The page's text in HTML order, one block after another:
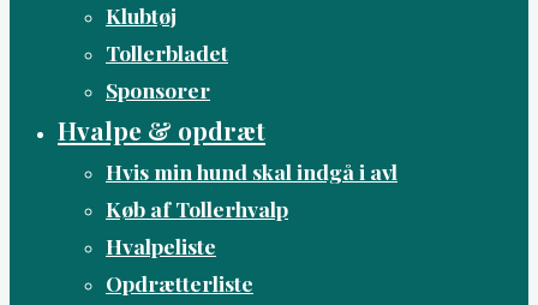
Klubtøj
Tollerbladet
Sponsorer
Hvalpe & opdræt
Hvis min hund skal indgå i avl
Køb af Tollerhvalp
Hvalpeliste
Opdrætterliste